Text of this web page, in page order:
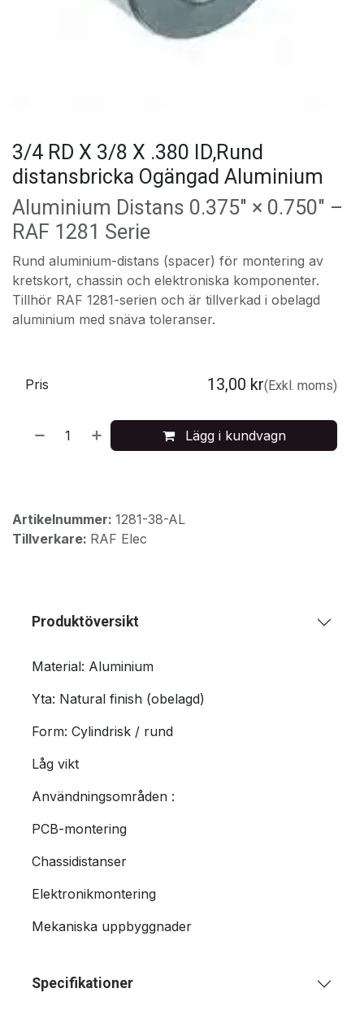
3/4 RD X 3/8 X .380 ID,Rund
distansbricka Ogängad Aluminium
Aluminium Distans 0.375″ × 0.750″ –
RAF 1281 Serie
Rund aluminium-distans (spacer) för montering av
kretskort, chassin och elektroniska komponenter.
Tillhör RAF 1281-serien och är tillverkad i obelagd
aluminium med snäva toleranser.
Lägg i kundvagn
Pris 13,00 kr(Exkl. moms)
Artikelnummer: 1281-38-AL
Tillverkare: RAF Elec
Produktöversikt
Material: Aluminium
Yta: Natural finish (obelagd)
Form: Cylindrisk / rund
Låg vikt
Användningsområden :
PCB-montering
Chassidistanser
Elektronikmontering
Mekaniska uppbyggnader
Specifikationer